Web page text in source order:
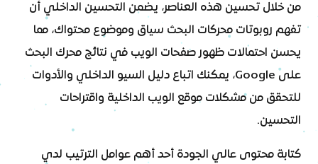
من خلال تحسين هذه العناصر، يضمن التحسين الداخلي أن
تفهم روبوتات محركات البحث سياق وموضوع محتواك، مما
يحسن احتمالات ظهور صفحات الويب في نتائج محرك البحث
على Google، يمكنك اتباع دليل السيو الداخلي والأدوات
للتحقق من مشكلات موقع الويب الداخلية واقتراحات
التحسين.
كتابة محتوى عالي الجودة أحد أهم عوامل الترتيب لدي